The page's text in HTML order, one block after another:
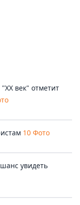
век" отметит
10 Фото
увидеть